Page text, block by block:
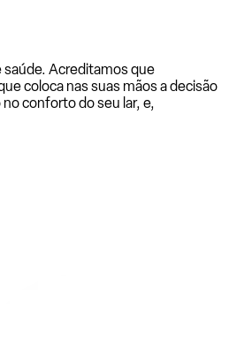
saúde. Acreditamos que
coloca nas suas mãos a decisão
conforto do seu lar, e,